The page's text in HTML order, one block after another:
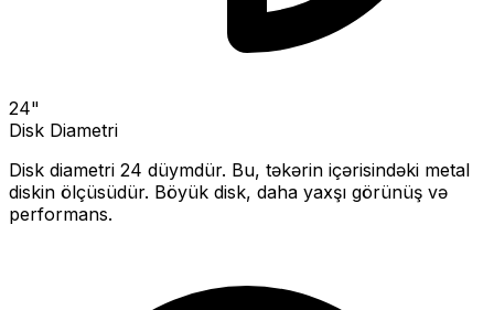
24"
Disk Diametri
Disk diametri 24 düymdür. Bu, təkərin içərisindəki metal
diskin ölçüsüdür. Böyük disk, daha yaxşı görünüş və
performans.